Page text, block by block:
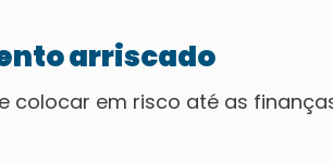
arriscado
colocar em risco até as